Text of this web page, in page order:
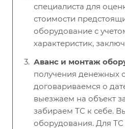
специалиста для
стоимости
оборудование с
характеристик,
Аванс и монтаж
получения денежных
договариваемся о
выезжаем на объект
забираем ТС к себе.
оборудования. Для